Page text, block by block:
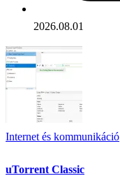
2026.08.01
Internet és kommunikáció
uTorrent Classic